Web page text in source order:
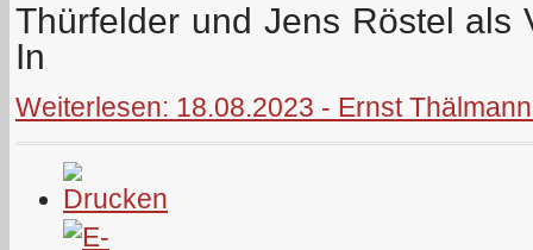
Thürfelder und Jens Röstel als
In
Weiterlesen: 18.08.2023 - Ernst